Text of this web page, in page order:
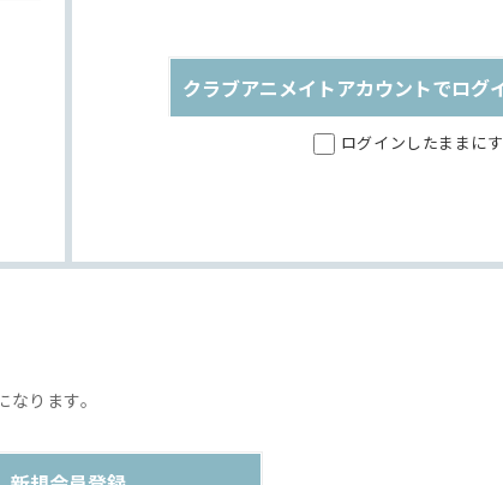
クラブアニメイトアカウントでログ
ログインしたままに
ります。